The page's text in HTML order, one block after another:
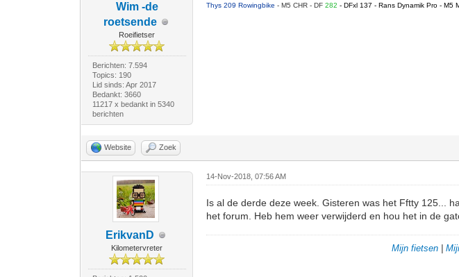
Wim -de
roetsende
Roeifietser
Berichten: 7.594
Topics: 190
Lid sinds: Apr 2017
Bedankt: 3660
11217 x bedankt in 5340
berichten
Thys 209 Rowingbike- M5 CHR - DF282- DFxl 137 - Rans Dynamik Pro - M5
Website Zoek
ErikvanD
Kilometervreter
14-Nov-2018, 07:56 AM
Is al de derde deze week. Gisteren was het Fftty 125...
het forum. Heb hem weer verwijderd en hou het in de
Mijn fietsen|